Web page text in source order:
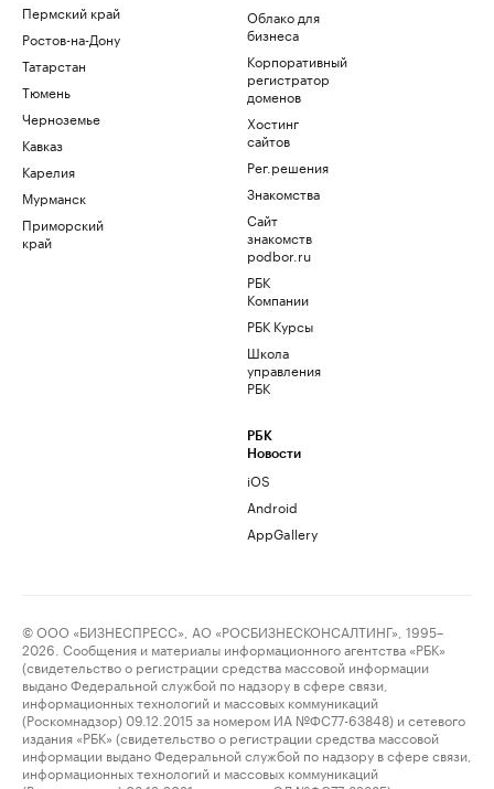
Пермский край
Ростов-на-Дону
Татарстан
Тюмень
Черноземье
Кавказ
Карелия
Мурманск
Приморский
край
Облако для
бизнеса
Корпоративный
регистратор
доменов
Хостинг
сайтов
Рег.решения
Знакомства
Сайт
знакомств
podbor.ru
РБК
Компании
РБК Курсы
Школа
управления
РБК
РБК
Новости
iOS
Android
AppGallery
© ООО «БИЗНЕСПРЕСС», АО «РОСБИЗНЕСКОНСАЛТИНГ», 1995–
2026. Сообщения и материалы информационного агентства «РБК»
(свидетельство о регистрации средства массовой информации
выдано Федеральной службой по надзору в сфере связи,
информационных технологий и массовых коммуникаций
(Роскомнадзор) 09.12.2015 за номером ИА №ФС77-63848) и сетевого
издания «РБК» (свидетельство о регистрации средства массовой
информации выдано Федеральной службой по надзору в сфере связи,
информационных технологий и массовых коммуникаций